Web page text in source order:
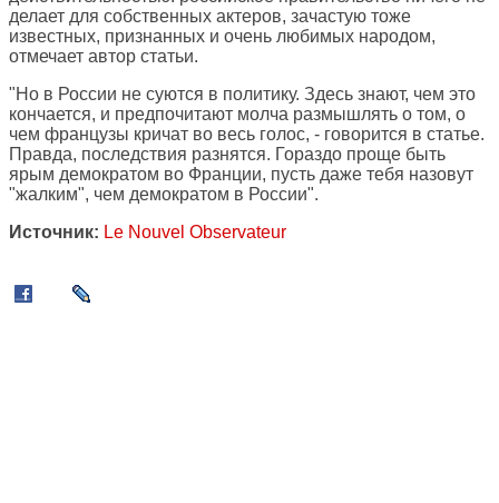
делает для собственных актеров, зачастую тоже
известных, признанных и очень любимых народом,
отмечает автор статьи.
"Но в России не суются в политику. Здесь знают, чем это
кончается, и предпочитают молча размышлять о том, о
чем французы кричат во весь голос, - говорится в статье.
Правда, последствия разнятся. Гораздо проще быть
ярым демократом во Франции, пусть даже тебя назовут
"жалким", чем демократом в России".
Источник: Le Nouvel Observateur